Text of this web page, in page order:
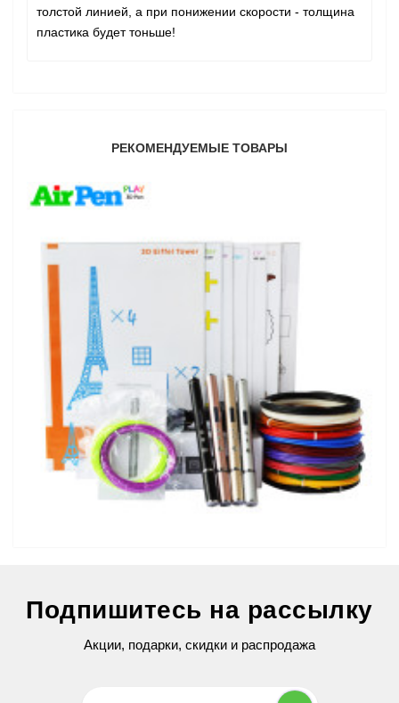
толстой линией, а при понижении скорости - толщина
пластика будет тоньше!
РЕКОМЕНДУЕМЫЕ ТОВАРЫ
2 599 грн
Подпишитесь на рассылку
Акции, подарки, скидки и распродажа